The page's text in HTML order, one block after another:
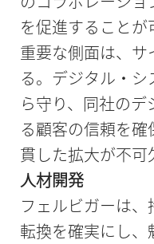
を促進することが
重要な側面は、
る。デジタル・
ら守り、同社の
る顧客の信頼を
貫した拡大が不可
人材開発
フェルビガーは
転換を確実にし